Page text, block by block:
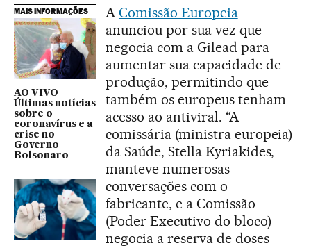
MAIS INFORMAÇÕES
AO VIVO |
Últimas notícias
sobre o
coronavírus e a
crise no
Governo
Bolsonaro
A Comissão Europeia
anunciou por sua vez que
negocia com a Gilead para
aumentar sua capacidade de
produção, permitindo que
também os europeus tenham
acesso ao antiviral. “A
comissária (ministra europeia)
da Saúde, Stella Kyriakides,
manteve numerosas
conversações com o
fabricante, e a Comissão
(Poder Executivo do bloco)
negocia a reserva de doses